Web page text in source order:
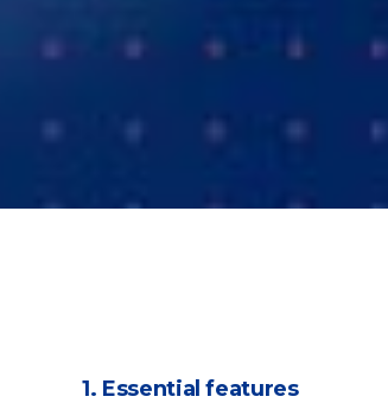
Pricing tables
Pie
1. Essential features